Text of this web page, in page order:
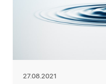
27.08.2021